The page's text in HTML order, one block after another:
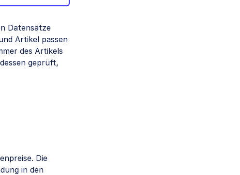
Datensätze
Artikel passen
des Artikels
geprüft,
Die
in den